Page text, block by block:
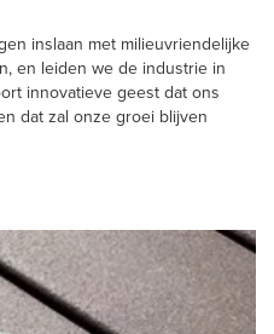
inslaan met milieuvriendelijke
en leiden we de industrie in
innovatieve geest dat ons
dat zal onze groei blijven